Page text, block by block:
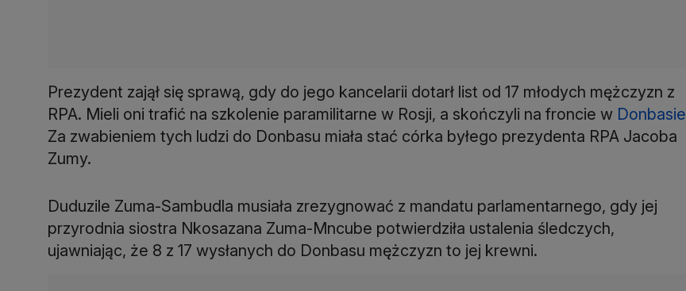
Prezydent zajął się sprawą, gdy do jego kancelarii dotarł list od 17 młodych mężczyzn z
RPA. Mieli oni trafić na szkolenie paramilitarne w Rosji, a skończyli na froncie w Donbasie
Za zwabieniem tych ludzi do Donbasu miała stać córka byłego prezydenta RPA Jacoba
Zumy.
Duduzile Zuma-Sambudla musiała zrezygnować z mandatu parlamentarnego, gdy jej
przyrodnia siostra Nkosazana Zuma-Mncube potwierdziła ustalenia śledczych,
ujawniając, że 8 z 17 wysłanych do Donbasu mężczyzn to jej krewni.